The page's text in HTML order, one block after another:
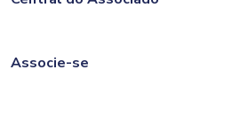
Associe-se